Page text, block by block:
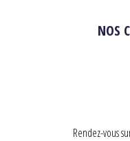
NOS
Rendez-vous